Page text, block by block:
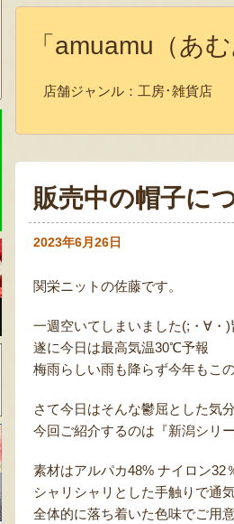
「amuamu（あ
店舗ジャンル： 工房･雑貨店
販売中の帽子に
2023年6月26日
関栄ニットの佐藤です。
一週空いてしまいました(;・∀・
遂に今日は最高気温30℃予報
梅雨らしい雨も降らず今年もこ
さて今日はそんな鬱屈とした気
今回ご紹介するのは『新潟シリー
素材はアルパカ48% ナイロン32
シャリシャリとした手触りで通
全体的に落ち着いた色味でご用